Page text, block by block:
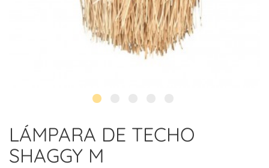
LÁMPARA DE TECHO
SHAGGY M